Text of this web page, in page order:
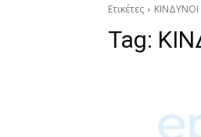
Ετικέτες ΚΙΝΔΥΝΟΙ
Tag: